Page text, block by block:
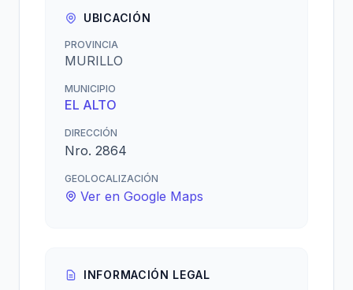
UBICACIÓN
PROVINCIA
MURILLO
MUNICIPIO
EL ALTO
DIRECCIÓN
Nro. 2864
GEOLOCALIZACIÓN
Ver en Google Maps
INFORMACIÓN LEGAL